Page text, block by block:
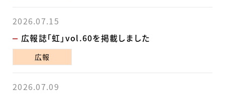
2026.07.15
広報誌「虹」vol.60を掲載しました
広報
2026.07.09